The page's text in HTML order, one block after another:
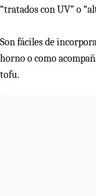
“tratados con UV” o
Son fáciles de
horno o como
tofu.